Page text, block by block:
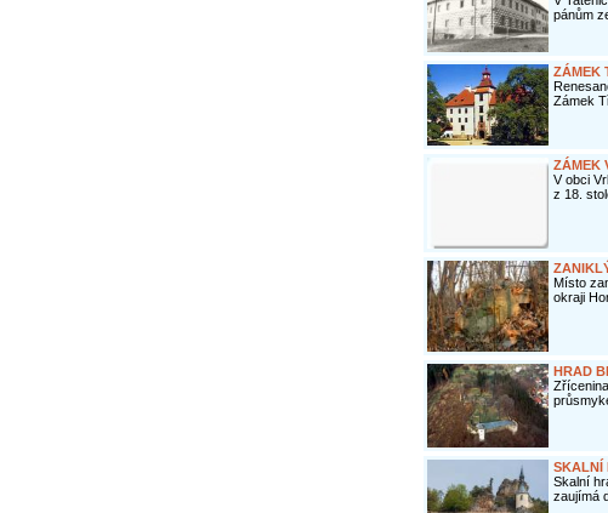
pánům
ZÁMEK
Zámek
ZÁMEK
V obci
z 18.
Místo
okraji
HRAD
SKALNÍ
Skalní
zaujímá